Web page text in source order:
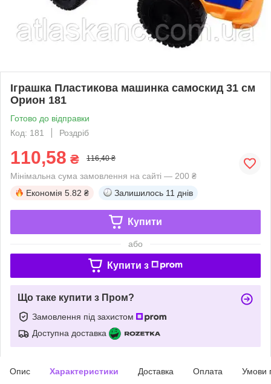
Іграшка Пластикова машинка самоскид 31 см
Орион 181
Готово до відправки
Код: 181
Роздріб
110,58 ₴ 116,40 ₴
Мінімальна сума замовлення на сайті — 200 ₴
Економія 5.82 ₴ Залишилось 11 днів
Купити
або
Купити з
Що таке купити з Пром?
Замовлення під захистом
Доступна доставка
Опис Характеристики Доставка Оплата Умови